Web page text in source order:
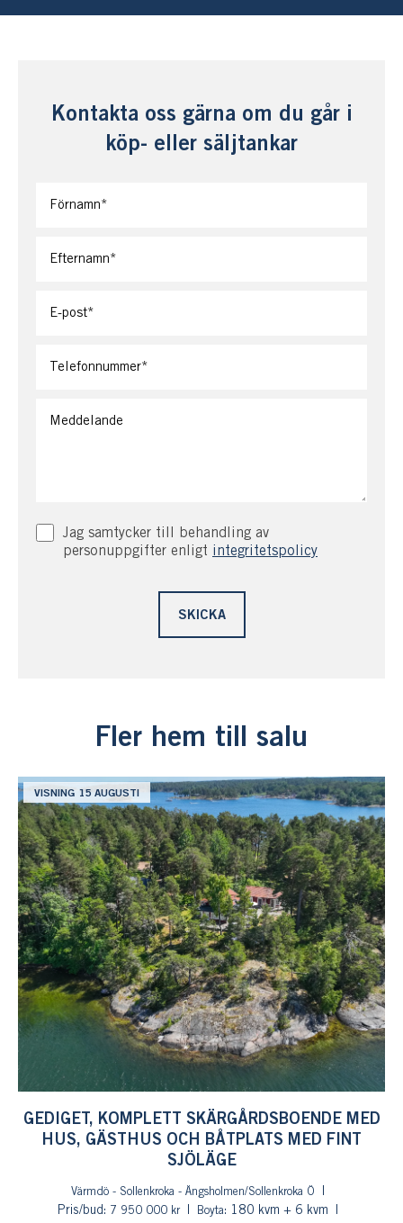
Kontakta oss gärna om du går i
köp- eller säljtankar
Jag samtycker till behandling av
personuppgifter enligt integritetspolicy
Fler hem till salu
VISNING 15 AUGUSTI
GEDIGET, KOMPLETT SKÄRGÅRDSBOENDE MED
HUS, GÄSTHUS OCH BÅTPLATS MED FINT
SJÖLÄGE
Värmdö - Sollenkroka - Ängsholmen/Sollenkroka Ö
Pris/bud: 7 950 000 kr Boyta: 180 kvm + 6 kvm